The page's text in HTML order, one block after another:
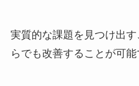
実質的な課題を見つけ出
らでも改善することが可能